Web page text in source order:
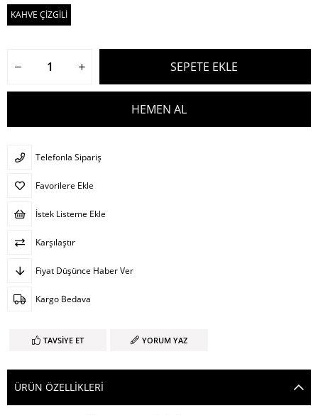
KAHVE ÇİZGİLİ
Telefonla Sipariş
Favorilere Ekle
İstek Listeme Ekle
Karşılaştır
Fiyat Düşünce Haber Ver
Kargo Bedava
TAVSIYE ET YORUM YAZ
ÜRÜN ÖZELLIKLERI